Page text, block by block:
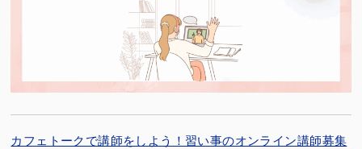
カフェトークで講師をしよう！習い事のオンライン講師募集